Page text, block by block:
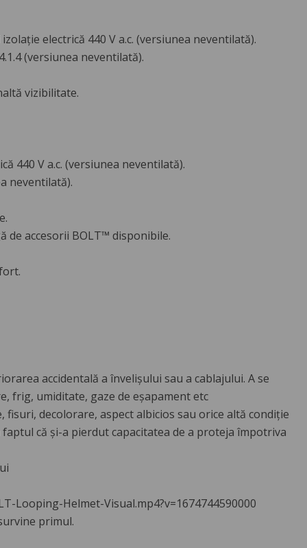
electrică 440 V a.c. (versiunea neventilată).
(versiunea neventilată).
vizibilitate.
440 V a.c. (versiunea neventilată).
neventilată).
de accesorii BOLT™ disponibile.
accidentală a învelișului sau a cablajului. A se
frig, umiditate, gaze de eșapament etc
decolorare, aspect albicios sau orice altă condiție
că și-a pierdut capacitatea de a proteja împotriva
Looping-Helmet-Visual.mp4?v=1674744590000
primul.